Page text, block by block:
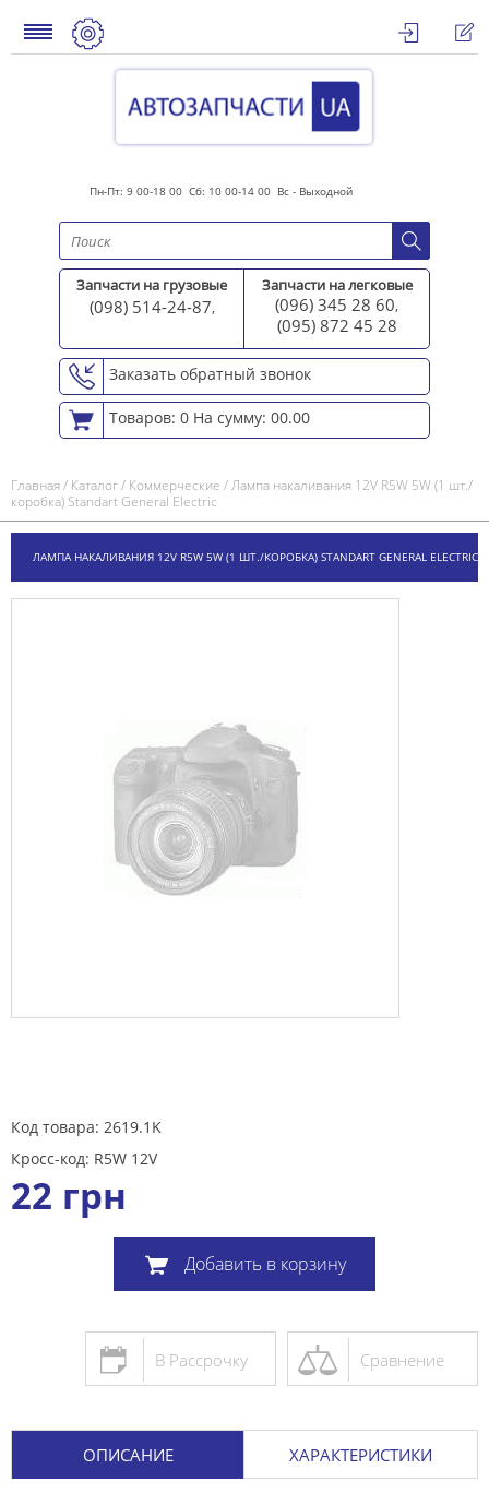
Пн-Пт: 9 00-18 00 Сб: 10 00-14 00 Вс - Выходной
Запчасти на грузовые
(098) 514-24-87,
Запчасти на легковые
(096) 345 28 60,
(095) 872 45 28
Заказать обратный звонок
Товаров: 0 На сумму: 00.00
Главная/ Каталог/ Коммерческие /Лампа накаливания 12V R5W 5W (1 шт./
коробка) Standart General Electric
ЛАМПА НАКАЛИВАНИЯ 12V R5W 5W (1 ШТ./КОРОБКА) STANDART GENERAL ELECTRIC
Код товара: 2619.1K
Кросс-код: R5W 12V
22 грн
Добавить в корзину
Сравнение
В Рассрочку
ОПИСАНИЕ ХАРАКТЕРИСТИКИ